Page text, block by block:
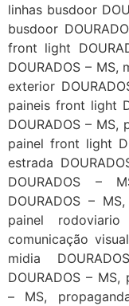
linhas busdoor
busdoor
front light
DOURADOS – MS,
exterior
paineis front light
DOURADOS – MS,
painel front light
estrada
DOURADOS –
DOURADOS –
painel
comunicação
midia
DOURADOS –
– MS,